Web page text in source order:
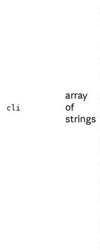
cli
array
of
strings